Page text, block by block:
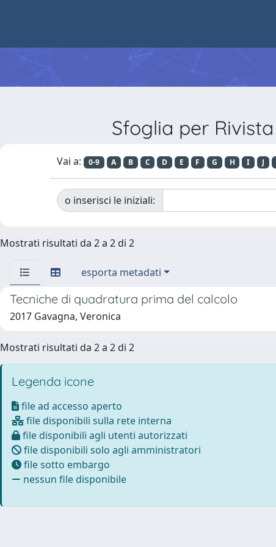
Sfoglia per Rivista
Vai a: 0-9 A B C D E F G H I J
o inserisci le iniziali:
Mostrati risultati da 2 a 2 di 2
esporta metadati
Tecniche di quadratura prima del calcolo
2017 Gavagna, Veronica
Mostrati risultati da 2 a 2 di 2
Legenda icone
file ad accesso aperto
file disponibili sulla rete interna
file disponibili agli utenti autorizzati
file disponibili solo agli amministratori
file sotto embargo
nessun file disponibile